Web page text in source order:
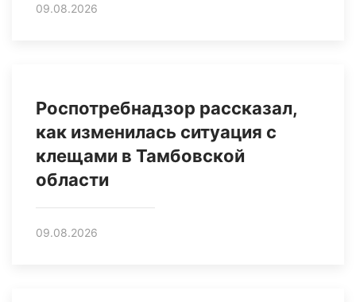
09.08.2026
Роспотребнадзор рассказал,
как изменилась ситуация с
клещами в Тамбовской
области
09.08.2026